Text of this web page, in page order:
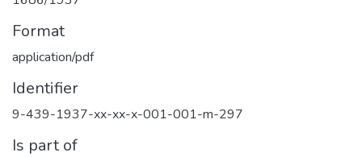
Format
application/pdf
Identifier
9-439-1937-xx-xx-x-001-001-m-297
Is part of